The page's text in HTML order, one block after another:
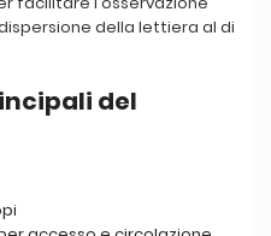
della lettiera al di
del